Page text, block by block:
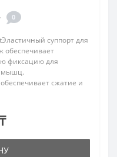
0
суппорт для
обеспечивает
фиксацию для
мышц.
сжатие и